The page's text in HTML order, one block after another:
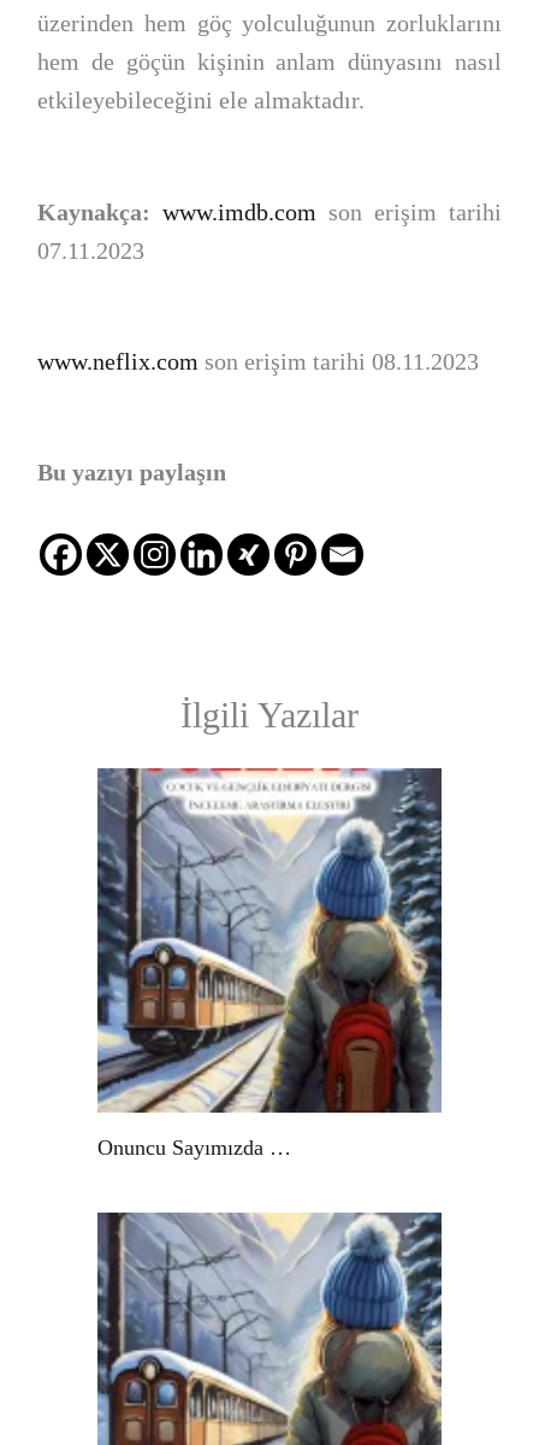
üzerinden hem göç yolculuğunun zorluklarını
hem de göçün kişinin anlam dünyasını nasıl
etkileyebileceğini ele almaktadır.
Kaynakça: www.imdb.com son erişim tarihi
07.11.2023
www.neflix.com son erişim tarihi 08.11.2023
Bu yazıyı paylaşın
İlgili Yazılar
Onuncu Sayımızda …